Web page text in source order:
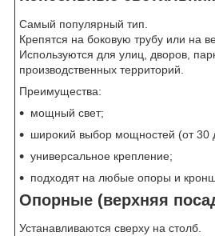
Самый популярный тип.
Крепятся на боковую трубу или на
Используются для улиц, дворов,
производственных территорий.
Преимущества:
мощный свет;
широкий выбор мощностей (от 30
универсальное крепление;
подходят на любые опоры и
Опорные (верхняя
Устанавливаются сверху на столб.